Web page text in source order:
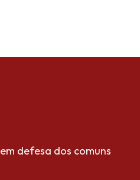
defesa dos comuns